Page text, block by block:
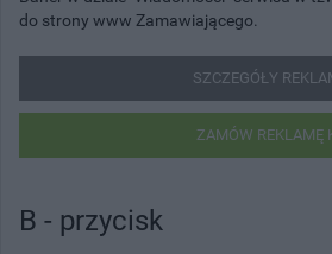
do strony www Zamawiającego.
SZCZEGÓŁY
ZAMÓW REKLAMĘ
B - przycisk